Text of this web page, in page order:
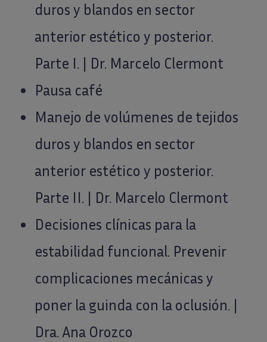
duros y blandos en sector
anterior estético y posterior.
Parte I. | Dr. Marcelo Clermont
Pausa café
Manejo de volúmenes de tejidos
duros y blandos en sector
anterior estético y posterior.
Parte II. | Dr. Marcelo Clermont
Decisiones clínicas para la
estabilidad funcional. Prevenir
complicaciones mecánicas y
poner la guinda con la oclusión. |
Dra. Ana Orozco